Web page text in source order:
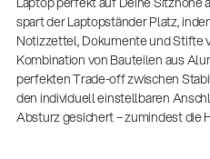
spart der Laptopständer Platz,
Notizzettel, Dokumente und Stifte
Kombination von Bauteilen aus
perfekten Trade-off zwischen
den individuell einstellbaren
Absturz gesichert – zumindest die